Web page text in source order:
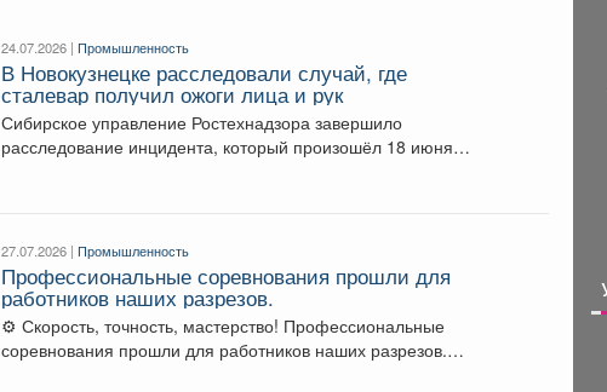
24.07.2026 |Промышленность
В Новокузнецке расследовали случай, где
сталевар получил ожоги лица и рук
Сибирское управление Ростехнадзора завершило
расследование инцидента, который произошёл 18 июня
27.07.2026 |Промышленность
Профессиональные соревнования прошли для
работников наших разрезов.
⚙️ Скорость, точность, мастерство! Профессиональные
соревнования прошли для работников наших разрезов.